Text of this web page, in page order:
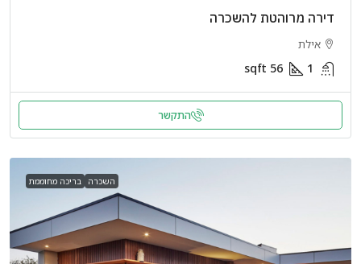
דירה מרוהטת להשכרה
אילת
1
56
sqft
התקשר
השכרה בריכה מחוממת